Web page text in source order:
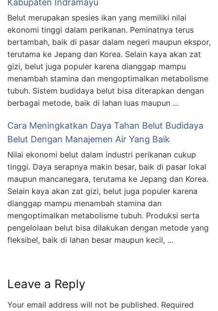
Kabupaten Indramayu
Belut merupakan spesies ikan yang memiliki nilai
ekonomi tinggi dalam perikanan. Peminatnya terus
bertambah, baik di pasar dalam negeri maupun ekspor,
terutama ke Jepang dan Korea. Selain kaya akan zat
gizi, belut juga populer karena dianggap mampu
menambah stamina dan mengoptimalkan metabolisme
tubuh. Sistem budidaya belut bisa diterapkan dengan
berbagai metode, baik di lahan luas maupun …
Cara Meningkatkan Daya Tahan Belut Budidaya
Belut Dengan Manajemen Air Yang Baik
Nilai ekonomi belut dalam industri perikanan cukup
tinggi. Daya serapnya makin besar, baik di pasar lokal
maupun mancanegara, terutama ke Jepang dan Korea.
Selain kaya akan zat gizi, belut juga populer karena
dianggap mampu menambah stamina dan
mengoptimalkan metabolisme tubuh. Produksi serta
pengelolaan belut bisa dilakukan dengan metode yang
fleksibel, baik di lahan besar maupun kecil, …
Leave a Reply
Your email address will not be published. Required